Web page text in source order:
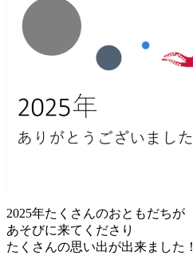
2025年たくさんのおともだちが
あそびに来てくださり
たくさんの思い出が出来ました！